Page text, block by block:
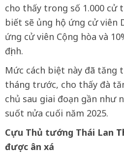
cho thấy trong số 1.000 cử
biết sẽ ủng hộ ứng cử viên
ứng cử viên Cộng hòa và
định.
Mức cách biệt này đã tăng
tháng trước, cho thấy đà
chủ sau giai đoạn gần như
suốt nửa cuối năm 2025.
Cựu Thủ tướng Thái Lan
được ân xá